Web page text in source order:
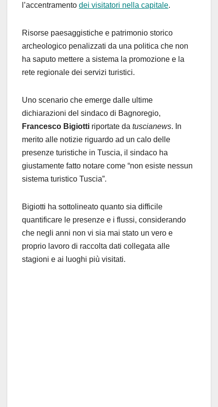
l’accentramento dei visitatori nella capitale.
Risorse paesaggistiche e patrimonio storico
archeologico penalizzati da una politica che non
ha saputo mettere a sistema la promozione e la
rete regionale dei servizi turistici.
Uno scenario che emerge dalle ultime
dichiarazioni del sindaco di Bagnoregio,
Francesco Bigiotti riportate da tuscianews. In
merito alle notizie riguardo ad un calo delle
presenze turistiche in Tuscia, il sindaco ha
giustamente fatto notare come “non esiste nessun
sistema turistico Tuscia”.
Bigiotti ha sottolineato quanto sia difficile
quantificare le presenze e i flussi, considerando
che negli anni non vi sia mai stato un vero e
proprio lavoro di raccolta dati collegata alle
stagioni e ai luoghi più visitati.